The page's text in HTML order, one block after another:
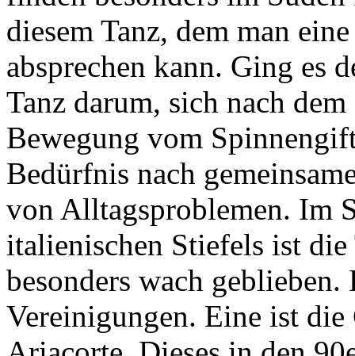
diesem Tanz, dem man
absprechen kann. Ging es
Tanz darum, sich nach
Bewegung vom
Bedürfnis nach
von Alltagsproblemen. Im
italienischen Stiefels ist
besonders wach
Vereinigungen. Eine ist